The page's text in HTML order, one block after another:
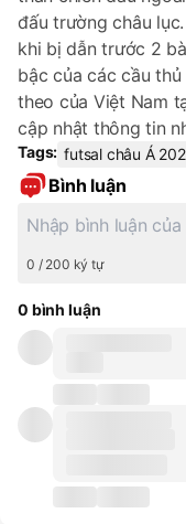
đấu trường châu
khi bị dẫn trước 2
bậc của các cầu
theo của Việt Nam
cập nhật thông tin
Tags: futsal châu Á
Bình luận
0 / 200 ký tự
0 bình luận